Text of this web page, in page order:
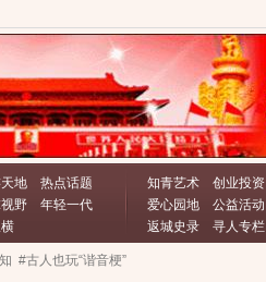
地
热点话题
野
年轻一代
知青艺术 创业投资
爱心园地
公益活动
返城史录
寻人专栏
#古人也玩“谐音梗”